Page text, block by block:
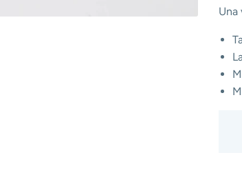
Una